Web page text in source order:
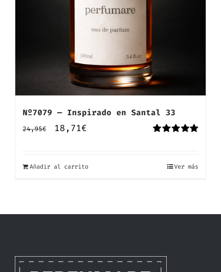
Nº7079 — Inspirado en Santal 33
24,95€
El
18,71€
Añadir al carrito Ver más